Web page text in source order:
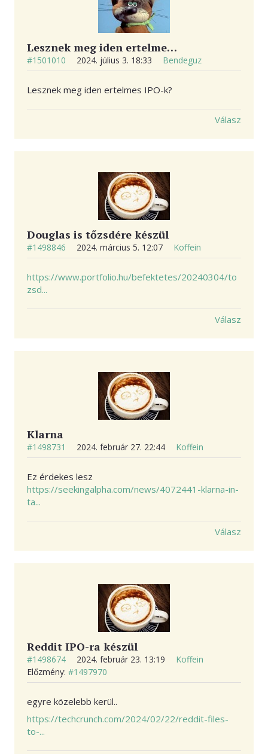
Lesznek meg iden ertelme…
#1501010 2024. július 3. 18:33 Bendeguz
Lesznek meg iden ertelmes IPO-k?
Válasz
Douglas is tőzsdére készül
#1498846 2024. március 5. 12:07 Koffein
https://www.portfolio.hu/befektetes/20240304/to
zsd...
Válasz
Klarna
#1498731 2024. február 27. 22:44 Koffein
Ez érdekes lesz
https://seekingalpha.com/news/4072441-klarna-in-
ta...
Válasz
Reddit IPO-ra készül
#1498674 2024. február 23. 13:19
Koffein
Előzmény: #1497970
egyre közelebb kerül..
https://techcrunch.com/2024/02/22/reddit-files-
to-...